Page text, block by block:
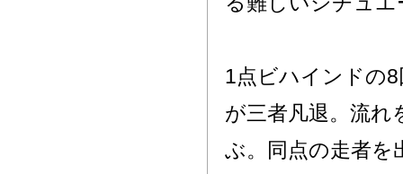
1点ビハインドの
が三者凡退。流れ
ぶ。同点の走者を